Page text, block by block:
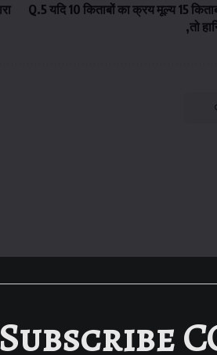
Q.5 यदि 10 किताबों का क्रय मूल्य 15
,तो
Subscribe